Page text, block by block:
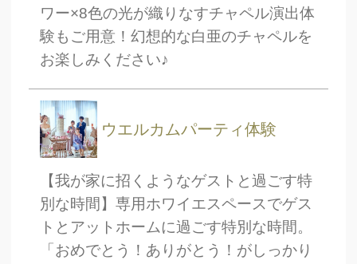
ワー×8色の光が織りなすチャペル演出体
験もご用意！幻想的な白亜のチャペルを
お楽しみください♪
ウエルカムパーティ体験
【我が家に招くようなゲストと過ごす特
別な時間】専用ホワイエスペースでゲス
トとアットホームに過ごす特別な時間。
「おめでとう！ありがとう！がしっかり